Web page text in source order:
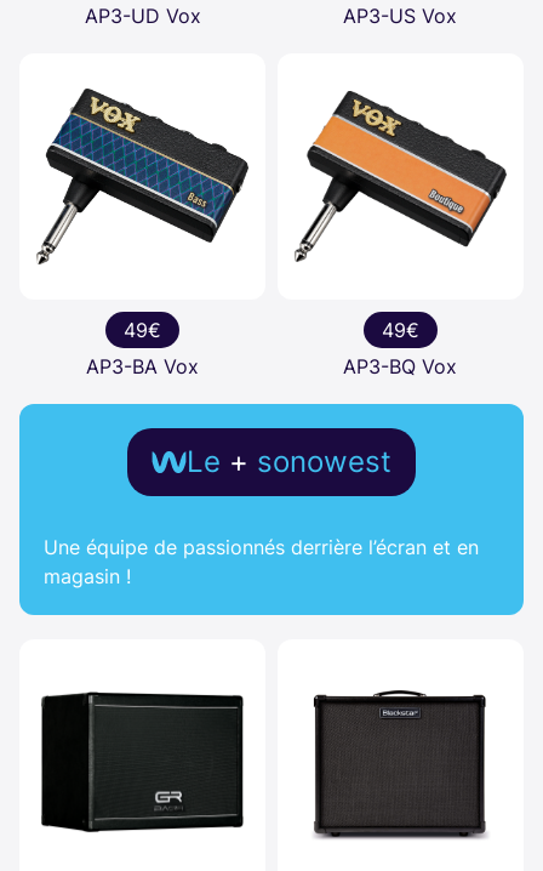
AP3-UD Vox
AP3-US Vox
49€
AP3-BA Vox
49€
AP3-BQ Vox
Le + sonowest
Une équipe de passionnés derrière l’écran et en
magasin !